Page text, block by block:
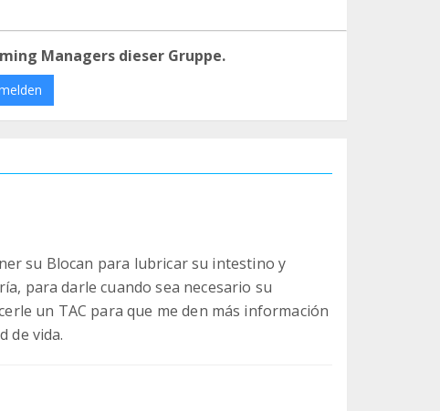
Managers dieser Gruppe.
su Blocan para lubricar su intestino y
para darle cuando sea necesario su
un TAC para que me den más información
de vida.